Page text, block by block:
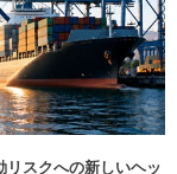
スクへの新しいヘッ